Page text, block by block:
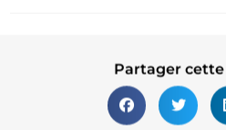
Partager cette